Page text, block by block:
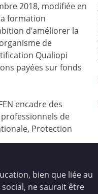
2018, modifiée en
formation
d’améliorer la
de
Qualiopi
payées sur fonds
encadre des
de
Protection
bien que liée au
ne saurait être